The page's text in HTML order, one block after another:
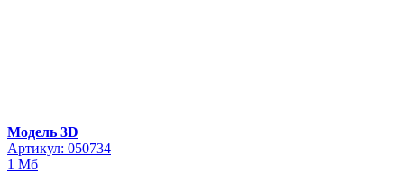
Модель 3D
Артикул: 050734
1 Мб